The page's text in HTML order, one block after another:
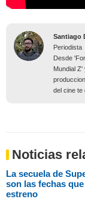
Santiago
Periodista
Desde
Mundial
del cine te
Noticias
La secuela de
son las fechas
estreno